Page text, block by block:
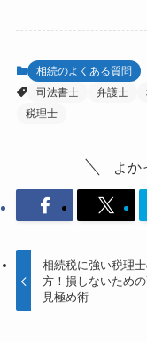
相続のよくある質問
司法書士
弁護士
税理士
よか
相続税に強い税理
方！損しないため
見極め術